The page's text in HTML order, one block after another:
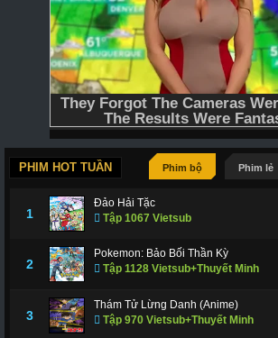
PHIM HOT TUẦN Phim bộ Phim lẻ
1
Đảo Hải Tặc
Tập 1067 Vietsub
2
Pokemon: Bảo Bối Thần Kỳ
Tập 1128 Vietsub+Thuyết Minh
3
Thám Tử Lừng Danh (Anime)
Tập 970 Vietsub+Thuyết Minh